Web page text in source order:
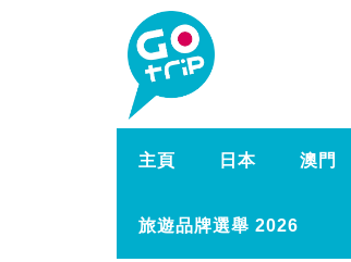
主頁 日本 澳門
旅遊品牌選舉 2026